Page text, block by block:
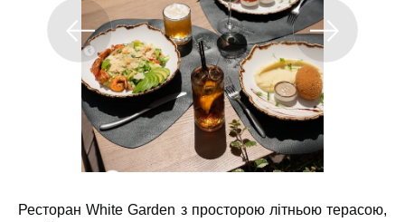
Ресторан White Garden з просторою літньою терасою,